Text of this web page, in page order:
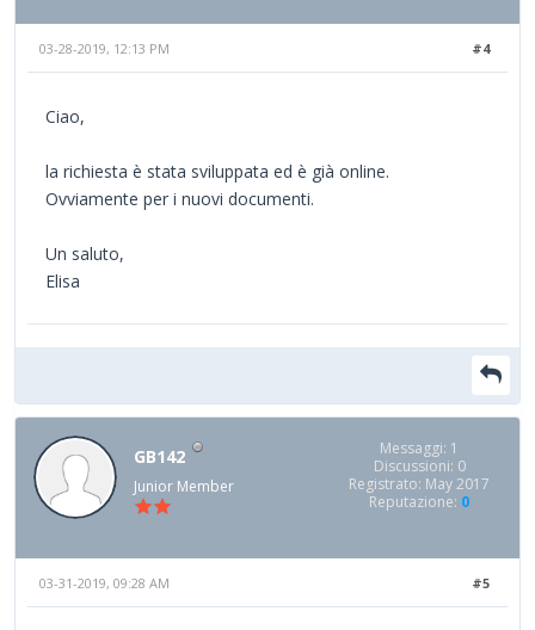
#4
03-28-2019, 12:13 PM
Ciao,
la richiesta è stata sviluppata ed è già online.
Ovviamente per i nuovi documenti.
Un saluto,
Elisa
GB142
Junior Member
Messaggi: 1
Discussioni: 0
Registrato: May 2017
Reputazione: 0
#5
03-31-2019, 09:28 AM